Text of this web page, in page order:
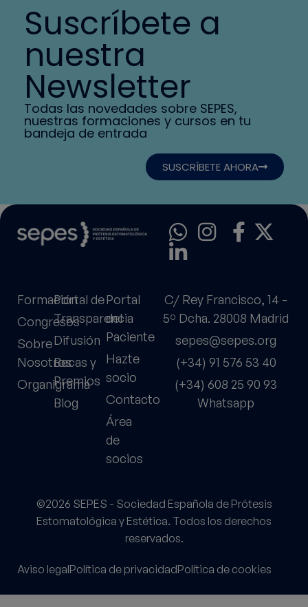
Suscríbete a
nuestra
Newsletter
Todas las novedades sobre SEPES,
nuestras formaciones y cursos en tu
bandeja de entrada
SUSCRÍBETE AHORA
Formación
Congresos
Sobre
Nosotros
Organigrama
Portal de
Transparencia
Difusión
Becas y
Premios
Blog
Portal
del
Paciente
Hazte
socio
Contacto
Área
de
socios
C/ Rey Francisco, 14 -
5º Dcha. 28008 Madrid
sepes@sepes.org
(+34) 91 576 53 40
(+34) 608 25 90 93
Whatsapp
©2026 SEPES - Sociedad Española de Prótesis
Estomatológica y Estética. Todos los derechos
reservados.
Aviso legalPolítica de privacidadPolítica de cookies